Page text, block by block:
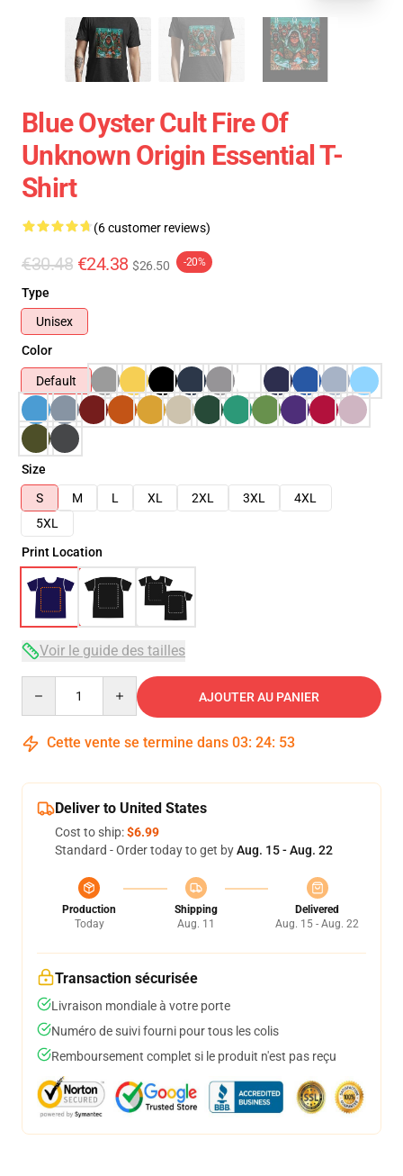
Blue Oyster Cult Fire Of
Unknown Origin Essential T-
Shirt
(6 customer reviews)
€30.48 €24.38 $26.50 -20%
Type
Unisex
Color
Default
Size
S
M L XL 2XL 3XL
4XL
5XL
Print Location
Voir le guide des tailles
AJOUTER AU PANIER
Cette vente se termine dans 03: 24: 52
Deliver to United States
Cost to ship:$6.99
Standard - Order today to get byAug. 15 - Aug. 22
Production
Today
Shipping
Aug. 11
Delivered
Aug. 15 - Aug. 22
Transaction sécurisée
Livraison mondiale à votre porte
Numéro de suivi fourni pour tous les colis
Remboursement complet si le produit n'est pas reçu